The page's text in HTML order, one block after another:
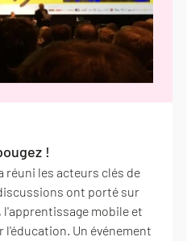
!
réuni les acteurs clés de
ont porté sur
mobile et
Un événement